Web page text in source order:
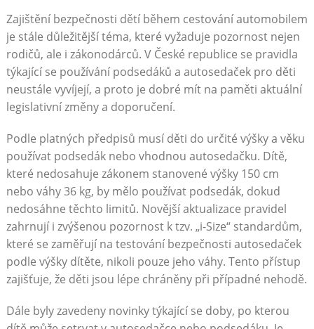
Zajištění bezpečnosti dětí během cestování automobilem
je stále důležitější téma, které vyžaduje pozornost nejen
rodičů, ale i zákonodárců. V České republice se pravidla
týkající se používání podsedáků a autosedaček pro děti
neustále vyvíjejí, a proto je dobré mít na paměti aktuální
legislativní změny a doporučení.
Podle platných předpisů musí děti do určité výšky a věku
používat podsedák nebo vhodnou autosedačku. Dítě,
které nedosahuje zákonem stanovené výšky 150 cm
nebo váhy 36 kg, by mělo používat podsedák, dokud
nedosáhne těchto limitů. Novější aktualizace pravidel
zahrnují i zvýšenou pozornost k tzv. „i-Size“ standardům,
které se zaměřují na testování bezpečnosti autosedaček
podle výšky dítěte, nikoli pouze jeho váhy. Tento přístup
zajišťuje, že děti jsou lépe chráněny při případné nehodě.
Dále byly zavedeny novinky týkající se doby, po kterou